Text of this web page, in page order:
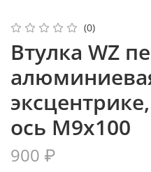
(0)
Втулка WZ
ось M9х100
900 ₽